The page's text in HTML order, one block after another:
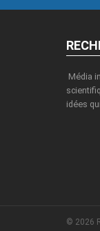
Média
idées
© 2026